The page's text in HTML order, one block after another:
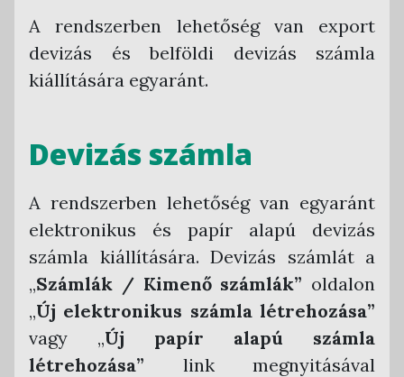
Cégregisztráció
Megrendelés
Belépés
Céges fiók beállítások
Házirend beállítások
Letölthető dokumentumok
Felhasználók
NAV adatszolgáltatási beállítások
Ügyviteli program beállítások
API beállítások
Önszámlázó modul
Bankszámla összepontozás modul
Törzsadatok kezelése
Telephelyek
Számlatömbök
Kiadási pénztárbizonylat tömb
Partnerek
Mennyiségi egységek
Termékek
Megjegyzések
Árfolyam
ÁFA kódok
Sztornó (érvénytelenítő) számla létrehozása
Számla létrehozása egy már létező alapján
Devizás számla kiállítása
Billzone.eu számlakép
Számlaletöltés
Kiállított számlák listája
Követeléskezelés
Jogelőd számláinak kezelése
Piszkozat funkció
A rendszerben lehetőség van export
devizás és belföldi devizás számla
kiállítására egyaránt.
Devizás számla
A rendszerben lehetőség van egyaránt
elektronikus és papír alapú devizás
számla kiállítására. Devizás számlát a
„Számlák / Kimenő számlák” oldalon
„Új elektronikus számla létrehozása”
vagy „Új papír alapú számla
létrehozása” link megnyitásával